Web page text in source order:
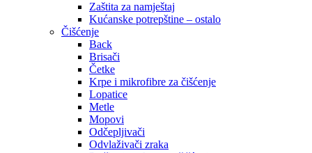
Zaštita za namještaj
Kućanske potrepštine – ostalo
Čišćenje
Back
Brisači
Četke
Krpe i mikrofibre za čišćenje
Lopatice
Metle
Mopovi
Odčepljivači
Odvlaživači zraka